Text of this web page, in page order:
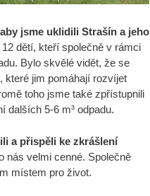
jsme uklidili Strašín a jeho
dětí, kteří společně v rámci
Bylo skvělé vidět, že se
které jim pomáhají rozvíjet
toho jsme také zpřístupnili
dalších 5-6 m³ odpadu.
a přispěli ke zkrášlení
nás velmi cenné. Společně
místem pro život.